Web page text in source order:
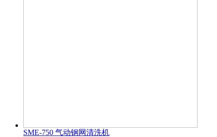
SME-750 气动钢网清洗机